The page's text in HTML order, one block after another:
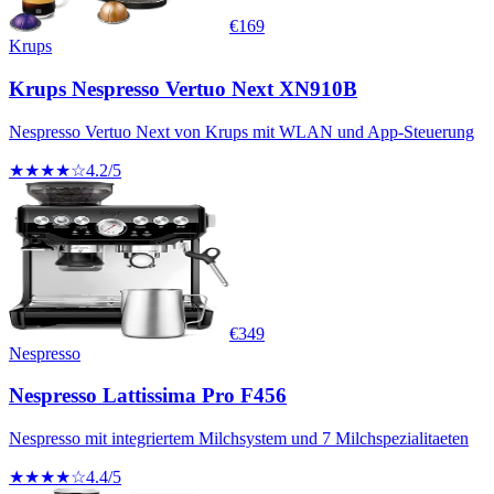
€169
Krups
Krups Nespresso Vertuo Next XN910B
Nespresso Vertuo Next von Krups mit WLAN und App-Steuerung
★★★★☆4.2/5
€349
Nespresso
Nespresso Lattissima Pro F456
Nespresso mit integriertem Milchsystem und 7 Milchspezialitaeten
★★★★☆4.4/5